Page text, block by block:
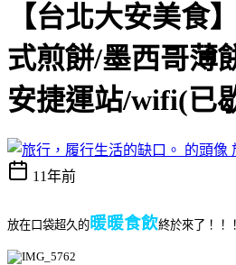
【台北大安美食
式煎餅/墨西哥薄
安捷運站/wifi(已
11年前
放在口袋超久的 暖暖食飲終於來了！！！